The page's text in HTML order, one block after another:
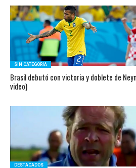
SIN CATEGORÍA
Brasil debutó con victoria y doblete de
video)
DESTACADOS